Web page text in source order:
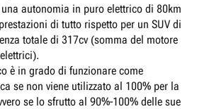
autonomia in puro elettrico di 80km
di tutto rispetto per un SUV di
totale di 317cv (somma del motore
è in grado di funzionare come
se non viene utilizzato al 100% per la
se lo sfrutto al 90%-100% delle sue